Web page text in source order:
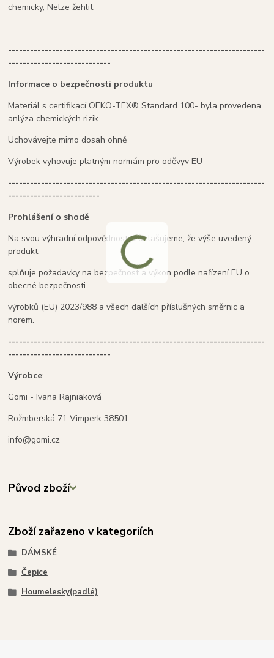
chemicky, Nelze žehlit
----------------------------------------------------------------------
----------------------------
Informace o bezpečnosti produktu
Materiál s certifikací OEKO-TEX® Standard 100- byla provedena
anlýza chemických rizik.
Uchovávejte mimo dosah ohně
Výrobek vyhovuje platným normám pro oděvyv EU
----------------------------------------------------------------------
-------------------------
Prohlášení o shodě
Na svou výhradní odpovědnost prohlašujeme, že výše uvedený
produkt
splňuje požadavky na bezpečnost a výkon podle nařízení EU o
obecné bezpečnosti
výrobků (EU) 2023/988 a všech dalších příslušných směrnic a
norem.
----------------------------------------------------------------------
----------------------------
Výrobce:
Gomi - Ivana Rajniaková
Rožmberská 71 Vimperk 38501
info@gomi.cz
Původ zboží
Zboží zařazeno v kategoriích
DÁMSKÉ
Čepice
Houmelesky(padlé)